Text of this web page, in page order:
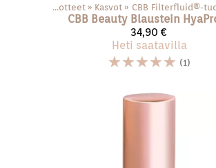
Tuotteet ‪» Kasvot ‪» CBB Filterfluid®️-
CBB Beauty Blaustein
34,90 €
Heti saatavilla
☆☆☆☆☆ (1)